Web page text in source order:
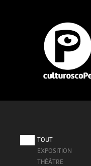
TOUT
EXPOSITION
THÉÂTRE